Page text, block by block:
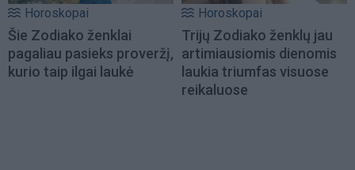
Horoskopai
Šie Zodiako ženklai
pagaliau pasieks proveržį,
kurio taip ilgai laukė
Horoskopai
Trijų Zodiako ženklų jau
artimiausiomis dienomis
laukia triumfas visuose
reikaluose